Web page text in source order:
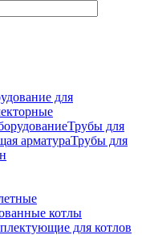
для
Трубы для
арматураТрубы для
котлы
для котлов